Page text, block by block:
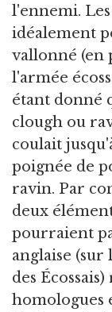
l'ennemi. Les
idéalement
vallonné
l'armée
étant donné
clough ou
coulait
poignée de
ravin. Par
deux
pourraient
anglaise
des
homologues